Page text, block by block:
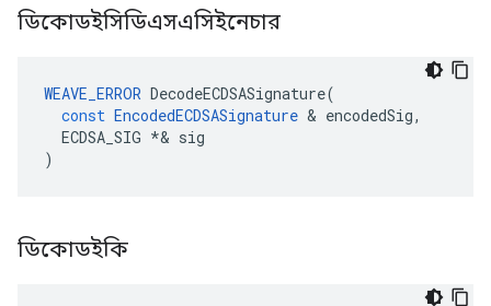
ডিকোডইসিডিএসএসিইনেচার
WEAVE_ERROR DecodeECDSASignature(
const EncodedECDSASignature & encodedSig,
ECDSA_SIG *& sig
)
ডিকোডইকি